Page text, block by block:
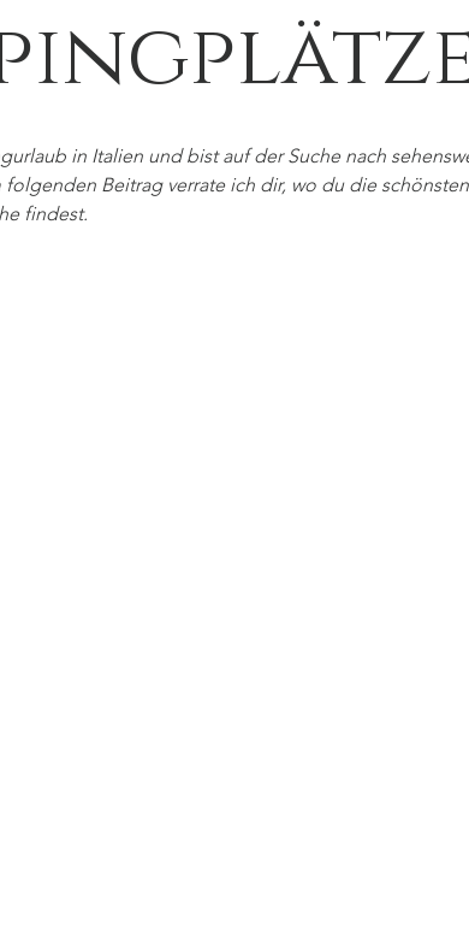
in Italien und bist auf der Suche nach
Beitrag verrate ich dir, wo du die
findest.